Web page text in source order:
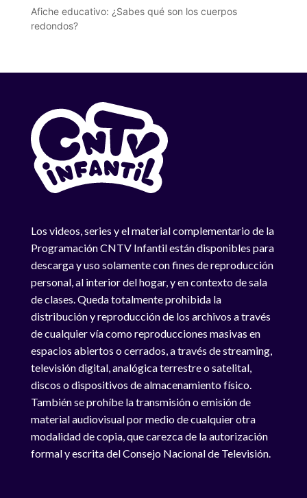
Afiche educativo: ¿Sabes qué son los cuerpos
redondos?
Los videos, series y el material complementario de la
Programación CNTV Infantil están disponibles para
descarga y uso solamente con fines de reproducción
personal, al interior del hogar, y en contexto de sala
de clases. Queda totalmente prohibida la
distribución y reproducción de los archivos a través
de cualquier vía como reproducciones masivas en
espacios abiertos o cerrados, a través de streaming,
televisión digital, analógica terrestre o satelital,
discos o dispositivos de almacenamiento físico.
También se prohíbe la transmisión o emisión de
material audiovisual por medio de cualquier otra
modalidad de copia, que carezca de la autorización
formal y escrita del Consejo Nacional de Televisión.